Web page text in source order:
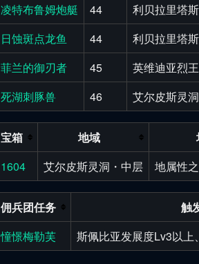
凌特布鲁姆炮艇
44 利贝拉里塔
日蚀斑点龙鱼
44 利贝拉里塔
菲兰的御刃者
45 英维迪亚烈
死湖刺豚兽
46 艾尔皮斯灵洞
宝箱 地域
1604
艾尔皮斯灵洞・中层 地属性
佣兵团任务
触
憧憬梅勒芙
斯佩比亚发展度Lv3以